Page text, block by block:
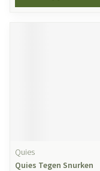
Quies
Quies Tegen Snurken